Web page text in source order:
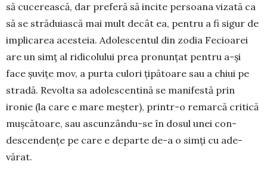
să cucerească, dar preferă să incite persoana vizată ca
să se străduiască mai mult decât ea, pentru a fi sigur de
impli­carea acesteia. Adolescentul din zodia Fecioarei
are un simț al ridicolului prea pronunțat pentru a-și
face șuvițe mov, a purta culori țipătoare sau a chiui pe
stradă. Revolta sa adolescentină se mani­festă prin
ironie (la care e mare meșter), prin­tr-o remarcă critică
muș­cătoare, sau ascunzân­du-se în dosul unei con­
descendențe pe care e departe de-a o simți cu ade­
vărat.